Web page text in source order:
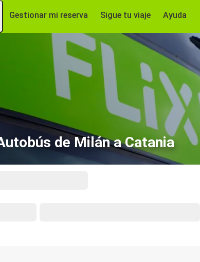
Gestionar mi reserva Sigue tu viaje Ayuda
de Milán a Catania